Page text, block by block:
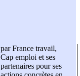
par France travail,
Cap emploi et ses
partenaires pour ses